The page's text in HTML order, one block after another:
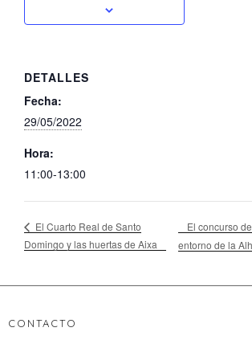
DETALLES
Fecha:
29/05/2022
Hora:
11:00-13:00
El Cuarto Real de Santo
Domingo y las huertas de Aixa
El concurso
entorno de la
CONTACTO